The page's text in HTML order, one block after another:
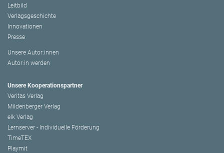
Leitbild
Verlagsgeschichte
Innovationen
Presse
Unsere Autor:innen
Autor:in werden
Unsere Kooperationspartner
Veritas Verlag
Mildenberger Verlag
elk Verlag
Lernserver - Individuelle Förderung
TimeTEX
Playmit